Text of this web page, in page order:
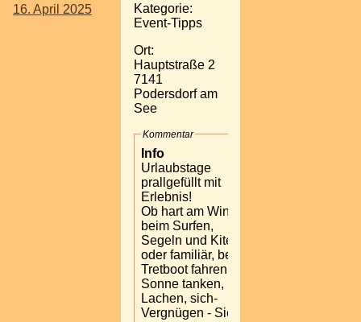
16. April 2025
Kategorie:
Event-Tipps
Ort:
Hauptstraße 2
7141
Podersdorf am
See
Kommentar
Info
Urlaubstage
prallgefüllt mit
Erlebnis!
Ob hart am Wind,
beim Surfen,
Segeln und Kiten
oder familiär, beim
Tretboot fahren,
Sonne tanken,
Lachen, sich-
Vergnügen - Sie